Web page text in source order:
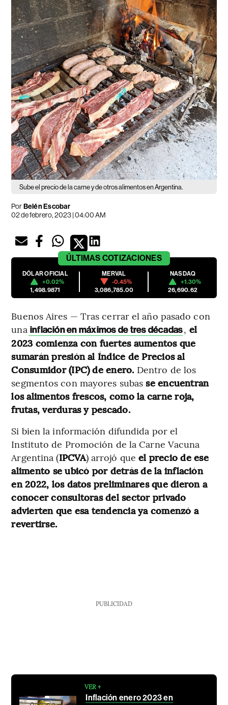
Sube el precio de la carne y de otros alimentos en Argentina.
PorBelén Escobar
02 de febrero, 2023 | 04:00 AM
ÚLTIMAS COTIZACIONES
DÓLAR OFICIAL
+0.02%
1,498.9871
MERVAL
-0.45%
3,086,785.00
NASDAQ
+1.30%
26,690.62
Buenos Aires — Tras cerrar el año pasado con
una inflación en máximos de tres décadas, el
2023 comienza con fuertes aumentos que
sumarán presión al Índice de Precios al
Consumidor (IPC) de enero. Dentro de los
segmentos con mayores subas se encuentran
los alimentos frescos, como la carne roja,
frutas, verduras y pescado.
Si bien la información difundida por el
Instituto de Promoción de la Carne Vacuna
Argentina (IPCVA) arrojó queel precio de ese
alimento se ubicó por detrás de la inflación
en 2022, los datos preliminares que dieron a
conocer consultoras del sector privado
advierten que esa tendencia ya comenzó a
revertirse.
PUBLICIDAD
VER +
Inflación enero 2023 en